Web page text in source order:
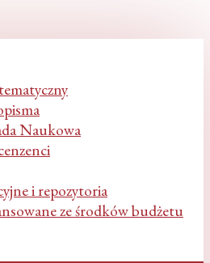
Naukowa
i repozytoria
ze środków budżetu